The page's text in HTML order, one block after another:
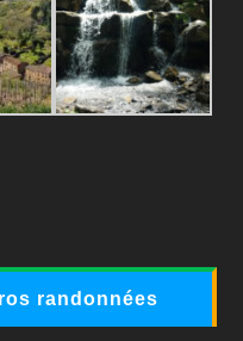
randonnées